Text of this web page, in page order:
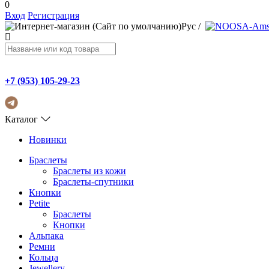
0
Вход Регистрация
Рус /
+7 (953) 105-29-23
Каталог
Новинки
Браслеты
Браслеты из кожи
Браслеты-спутники
Кнопки
Petite
Браслеты
Кнопки
Альпака
Ремни
Кольца